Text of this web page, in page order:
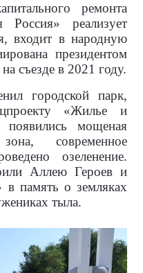
ремонта
реализует
входит в народную
президентом
съезде в 2021 году.
городской парк,
«Жилье и
появились мощеная
современное
озеленение.
Аллею Героев и
память о земляках
тыла.